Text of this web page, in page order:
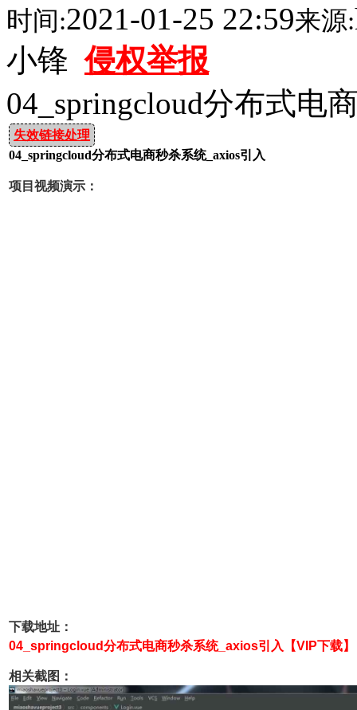
时间:2021-01-25 22:59来源:
小锋侵权举报
04_springcloud分布式电
失效链接处理
04_springcloud分布式电商秒杀系统_axios引入
项目视频演示：
下载地址：
04_springcloud分布式电商秒杀系统_axios引入【VIP下载】
相关截图：